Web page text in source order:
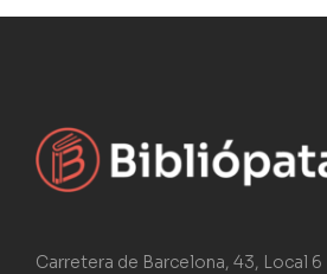
Carretera de Barcelona, 43, Local 6